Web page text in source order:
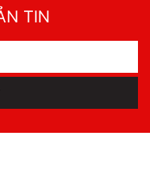
TIN